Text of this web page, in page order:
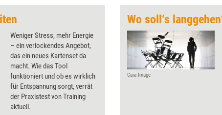
Weniger Stress, mehr Energie
– ein verlockendes Angebot,
das ein neues Kartenset da
macht. Wie das Tool
funktioniert und ob es wirklich
für Entspannung sorgt, verrät
der Praxistest von Training
aktuell.
Wo soll‘s
Caia Image